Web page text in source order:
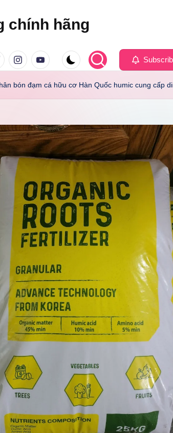
chính hãng
instagram.com
youtube.com
bón đạm cá hữu cơ Hàn Quốc humic cung cấp